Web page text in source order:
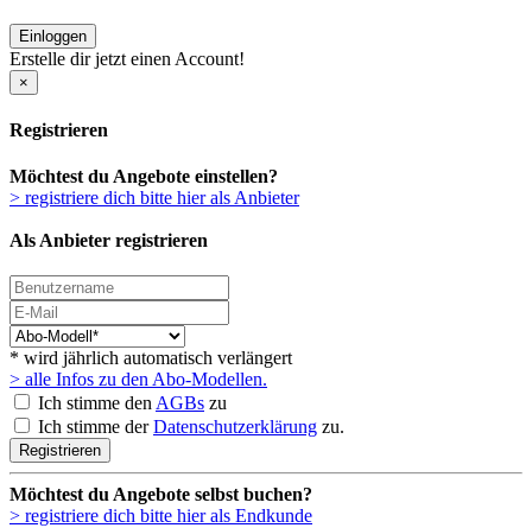
Einloggen
Erstelle dir jetzt einen Account!
×
Registrieren
Möchtest du Angebote einstellen?
> registriere dich bitte hier als Anbieter
Als Anbieter registrieren
* wird jährlich automatisch verlängert
> alle Infos zu den Abo-Modellen.
Ich stimme den AGBs zu
Ich stimme derDatenschutzerklärung zu.
Registrieren
Möchtest du Angebote selbst buchen?
> registriere dich bitte hier als Endkunde